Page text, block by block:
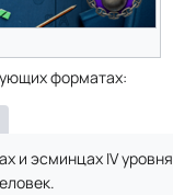
форматах:
и эсминцах IV